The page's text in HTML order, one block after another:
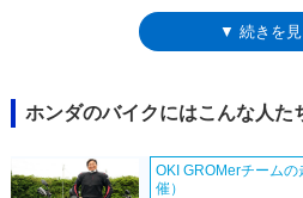
での利便性が高めたバリエーションモデ
チェンジが行われ、ともに新しくなった
ンジを受け、フロントマスクからリアカ
で構成されたデザインを得るとともに、
クセサリーソケットの装備などの充実化
設定された。
▼ 続きを見
ホンダのバイクにはこんな人た
OKI GROMerチーム
催）